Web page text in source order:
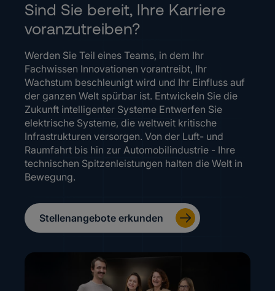
Sind Sie bereit, Ihre Karriere
voranzutreiben?
Werden Sie Teil eines Teams, in dem Ihr
Fachwissen Innovationen vorantreibt, Ihr
Wachstum beschleunigt wird und Ihr Einfluss auf
der ganzen Welt spürbar ist. Entwickeln Sie die
Zukunft intelligenter Systeme Entwerfen Sie
elektrische Systeme, die weltweit kritische
Infrastrukturen versorgen. Von der Luft- und
Raumfahrt bis hin zur Automobilindustrie - Ihre
technischen Spitzenleistungen halten die Welt in
Bewegung.
Stellenangebote erkunden